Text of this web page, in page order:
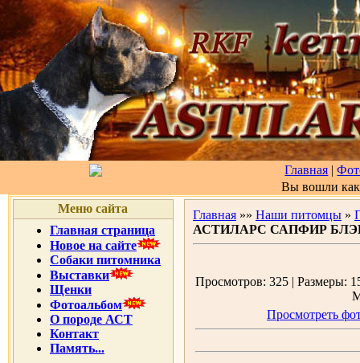
Главная |
Вы вошли
Меню сайта
Главная страница
Новое на сайте
Собаки питомника
Выставки
Щенки
Фотоальбом
О породе АСТ
Контакт
Память...
Главная »» Наши питомцы »
АСТИЛАРС САПФИР БЛЭК,
Просмотров: 325 | Размеры:
Просмотреть